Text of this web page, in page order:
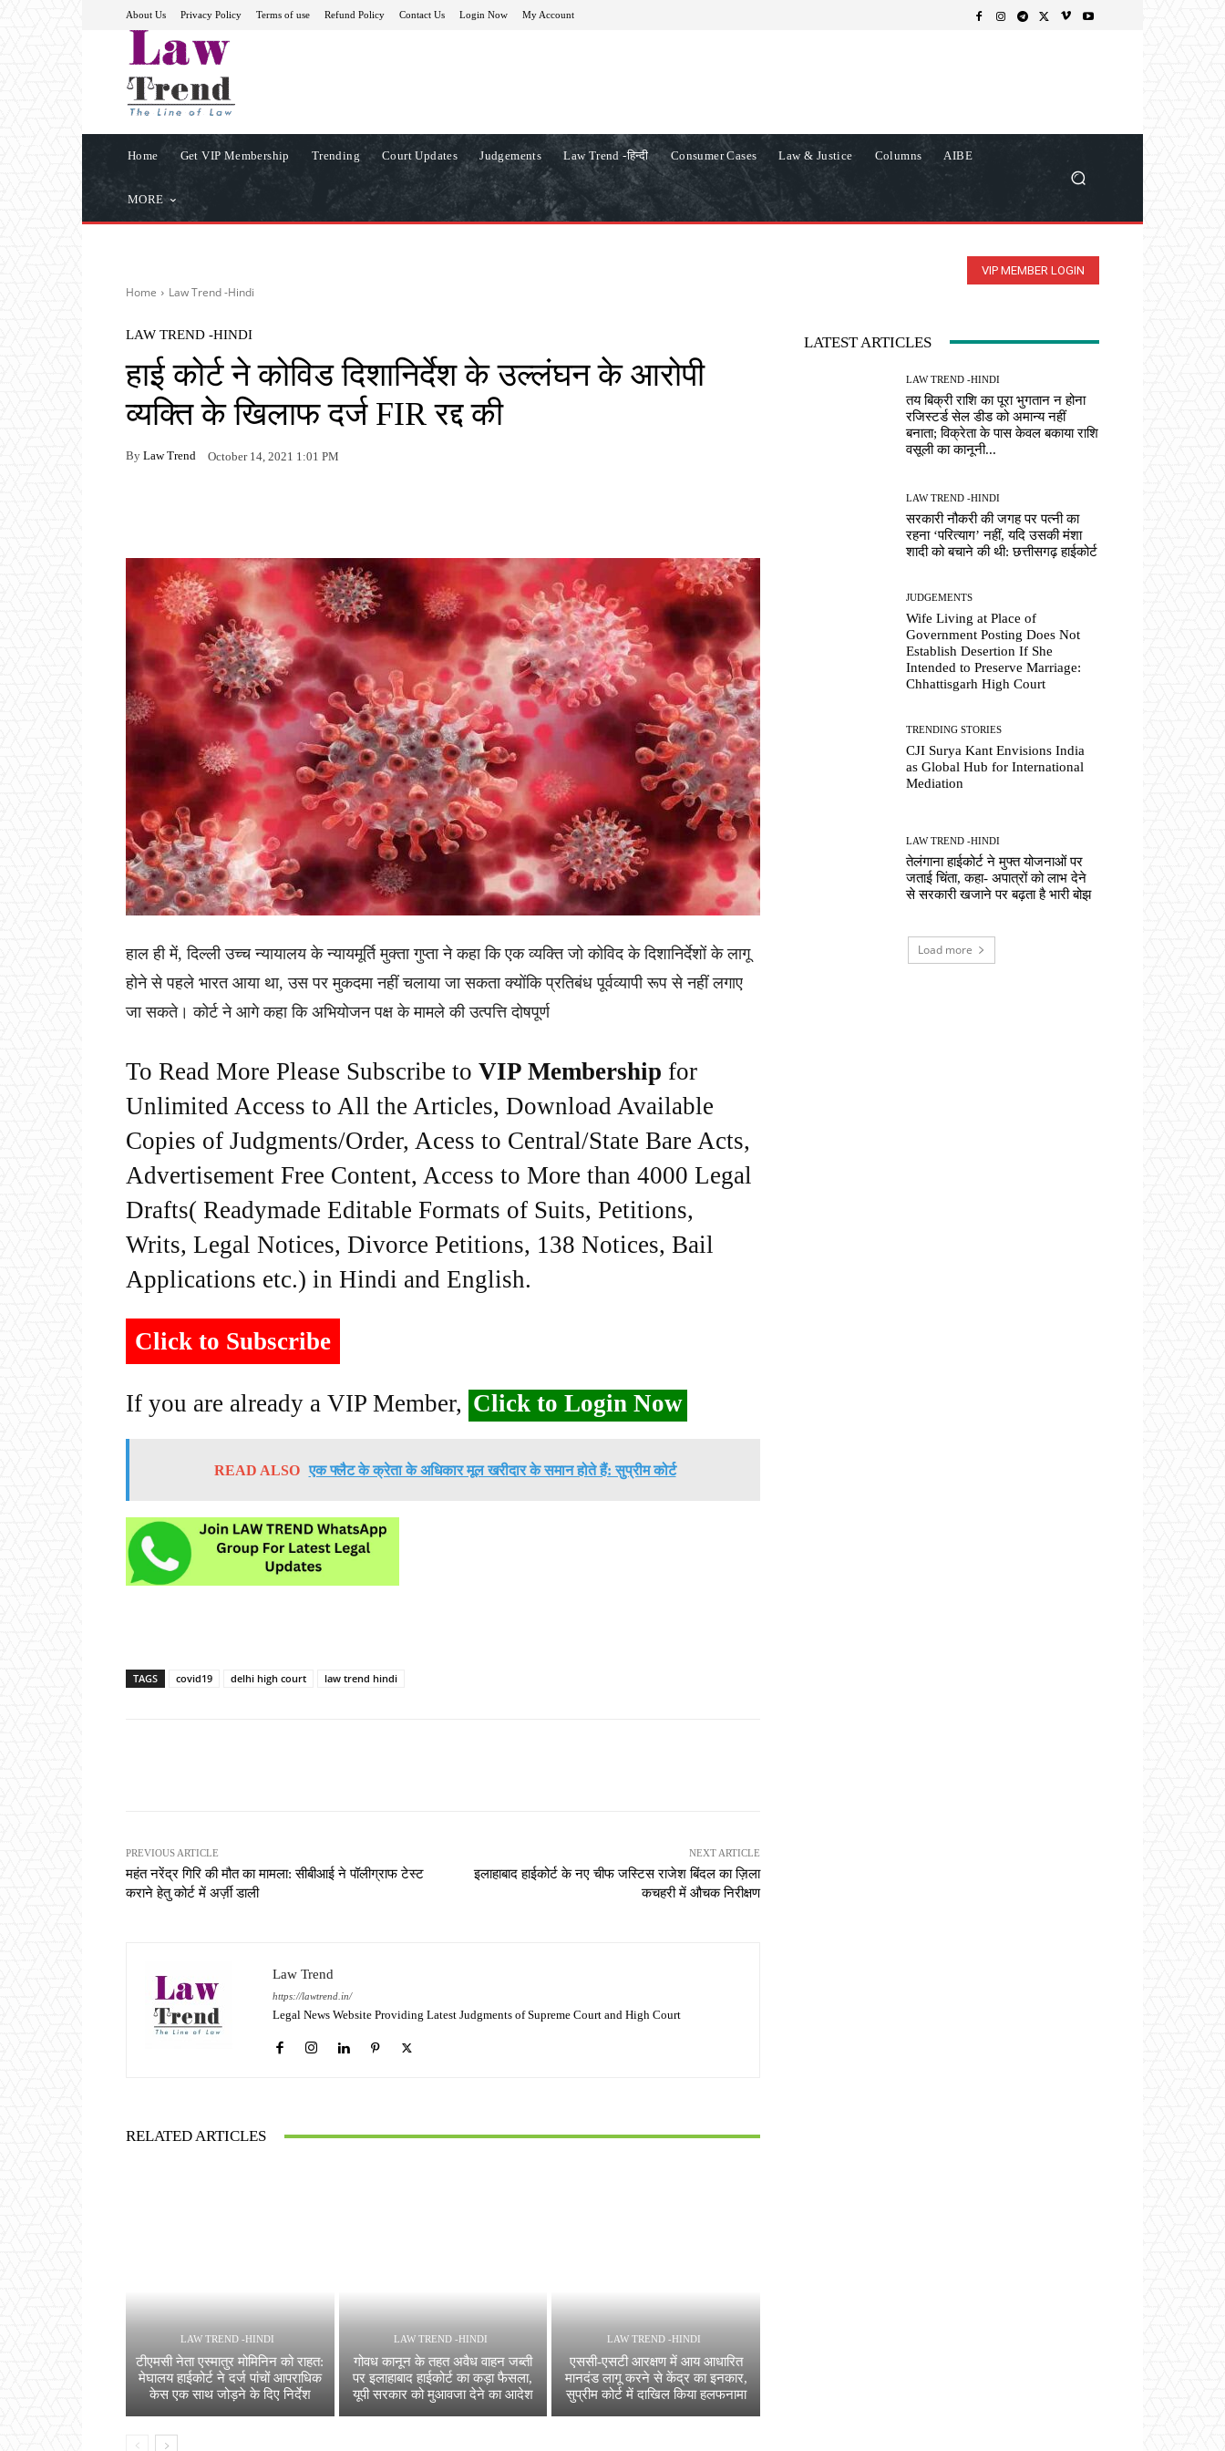
About Us Privacy Policy Terms of use Refund Policy Contact Us Login Now My Account
Home Get VIP Membership Trending Court Updates Judgements Law Trend -हिन्दी Consumer Cases Law & Justice Columns AIBE
MORE
VIP MEMBER LOGIN
Home Law Trend -Hindi
LAW TREND -HINDI
हाई कोर्ट ने कोविड दिशानिर्देश के उल्लंघन के आरोपी
व्यक्ति के खिलाफ दर्ज FIR रद्द की
By Law Trend October 14, 2021 1:01 PM
हाल ही में, दिल्ली उच्च न्यायालय के न्यायमूर्ति मुक्ता गुप्ता ने कहा कि एक व्यक्ति जो कोविद के दिशानिर्देशों के लागू
होने से पहले भारत आया था, उस पर मुकदमा नहीं चलाया जा सकता क्योंकि प्रतिबंध पूर्वव्यापी रूप से नहीं लगाए
जा सकते। कोर्ट ने आगे कहा कि अभियोजन पक्ष के मामले की उत्पत्ति दोषपूर्ण
To Read More Please Subscribe to VIP Membership for
Unlimited Access to All the Articles, Download Available
Copies of Judgments/Order, Acess to Central/State Bare Acts,
Advertisement Free Content, Access to More than 4000 Legal
Drafts( Readymade Editable Formats of Suits, Petitions,
Writs, Legal Notices, Divorce Petitions, 138 Notices, Bail
Applications etc.) in Hindi and English.
Click to Subscribe
If you are already a VIP Member, Click to Login Now
READ ALSO एक फ्लैट के क्रेता के अधिकार मूल खरीदार के समान होते हैं: सुप्रीम कोर्ट
TAGS covid19 delhi high court law trend hindi
PREVIOUS ARTICLE
महंत नरेंद्र गिरि की मौत का मामला: सीबीआई ने पॉलीग्राफ टेस्ट
कराने हेतु कोर्ट में अर्ज़ी डाली
NEXT ARTICLE
इलाहाबाद हाईकोर्ट के नए चीफ जस्टिस राजेश बिंदल का ज़िला
कचहरी में औचक निरीक्षण
Law Trend
https://lawtrend.in/
Legal News Website Providing Latest Judgments of Supreme Court and High Court
RELATED ARTICLES
LAW TREND -HINDI
टीएमसी नेता एस्मातुर मोमिनिन को राहत:
मेघालय हाईकोर्ट ने दर्ज पांचों आपराधिक
केस एक साथ जोड़ने के दिए निर्देश
LAW TREND -HINDI
गोवध कानून के तहत अवैध वाहन जब्ती
पर इलाहाबाद हाईकोर्ट का कड़ा फैसला,
यूपी सरकार को मुआवजा देने का आदेश
LAW TREND -HINDI
एससी-एसटी आरक्षण में आय आधारित
मानदंड लागू करने से केंद्र का इनकार,
सुप्रीम कोर्ट में दाखिल किया हलफनामा
LATEST ARTICLES
LAW TREND -HINDI
तय बिक्री राशि का पूरा भुगतान न होना
रजिस्टर्ड सेल डीड को अमान्य नहीं
बनाता; विक्रेता के पास केवल बकाया राशि
वसूली का कानूनी...
LAW TREND -HINDI
सरकारी नौकरी की जगह पर पत्नी का
रहना ‘परित्याग’ नहीं, यदि उसकी मंशा
शादी को बचाने की थी: छत्तीसगढ़ हाईकोर्ट
JUDGEMENTS
Wife Living at Place of
Government Posting Does Not
Establish Desertion If She
Intended to Preserve Marriage:
Chhattisgarh High Court
TRENDING STORIES
CJI Surya Kant Envisions India
as Global Hub for International
Mediation
LAW TREND -HINDI
तेलंगाना हाईकोर्ट ने मुफ्त योजनाओं पर
जताई चिंता, कहा- अपात्रों को लाभ देने
से सरकारी खजाने पर बढ़ता है भारी बोझ
Load more